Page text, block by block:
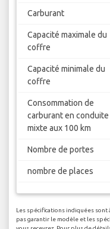
Carburant
Capacité maximale du
coffre
Capacité minimale du
coffre
Consommation de
carburant en conduite
mixte aux 100 km
Nombre de portes
nombre de places
Les spécifications indiquées
pas garantir le modèle et les